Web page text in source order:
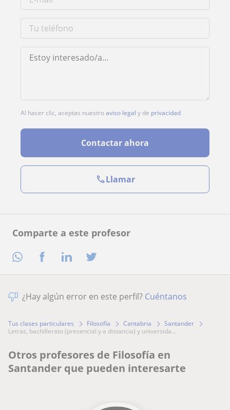
Comparte a este profesor
Al hacer clic, aceptas nuestroaviso legal y de privacidad
Contactar ahora
Llamar
¿Hay algún error en este perfil? Cuéntanos
Tus clases particulares Filosofía Cantabria
Santander
letras, bachillerato (presencial y a distancia) y universida...
Otros profesores de Filosofía en
Santander que pueden interesarte